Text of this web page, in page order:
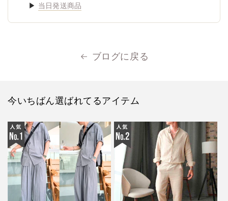
▶ 当日発送商品
ブログに戻る
今いちばん選ばれてるアイテム